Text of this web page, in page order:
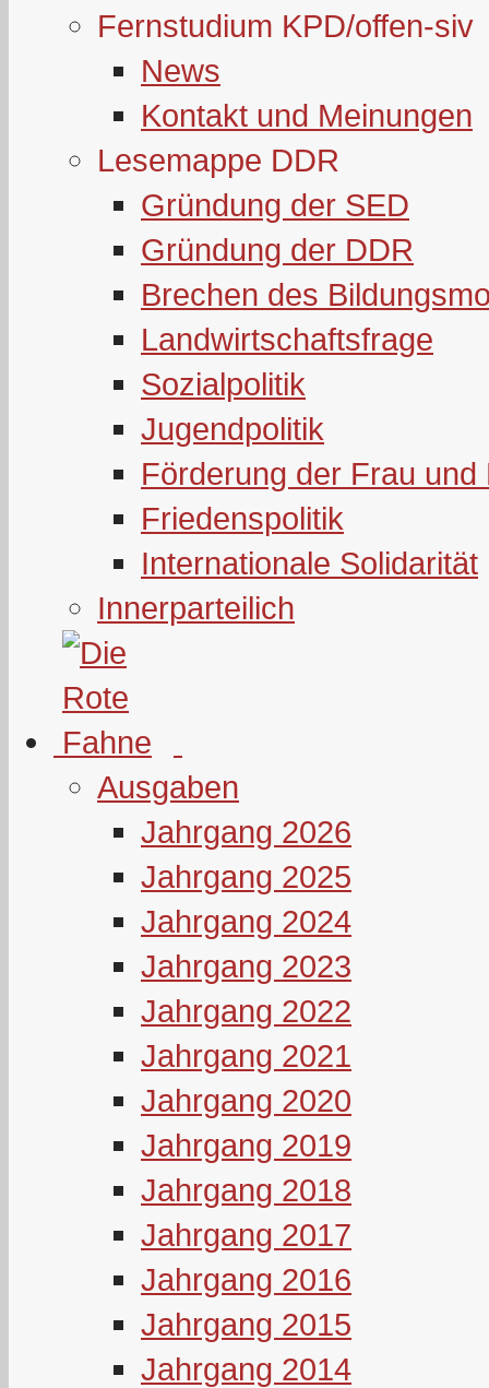
Fernstudium KPD/offen-siv
News
Kontakt und Meinungen
Lesemappe DDR
Gründung der SED
Gründung der DDR
Brechen des
Landwirtschaftsfrage
Sozialpolitik
Jugendpolitik
Förderung der Frau und
Friedenspolitik
Internationale Solidarität
Innerparteilich
Ausgaben
Jahrgang 2026
Jahrgang 2025
Jahrgang 2024
Jahrgang 2023
Jahrgang 2022
Jahrgang 2021
Jahrgang 2020
Jahrgang 2019
Jahrgang 2018
Jahrgang 2017
Jahrgang 2016
Jahrgang 2015
Jahrgang 2014